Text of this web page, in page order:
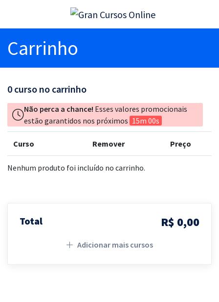
Carrinho
0 curso no carrinho
Não perca a chance! Esses valores promocionais
estão garantidos nos próximos 15m 00s
Curso Remover Preço
Nenhum produto foi incluído no carrinho.
Total R$ 0,00
Adicionar mais cursos